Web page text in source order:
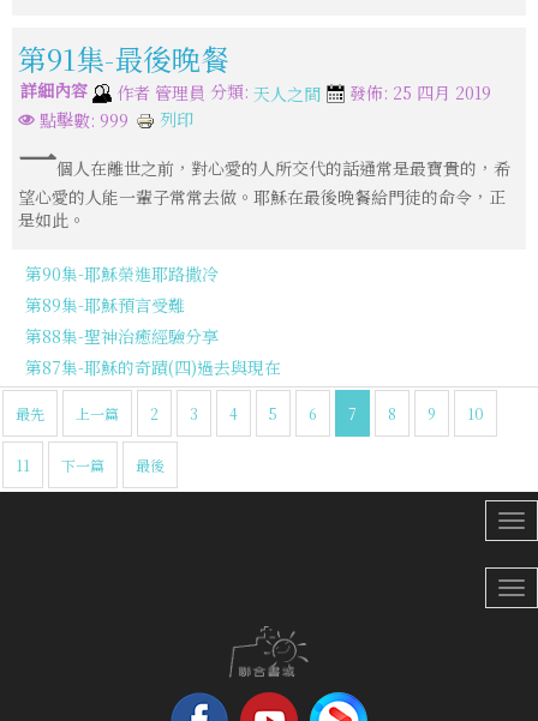
第91集-最後晚餐
詳細內容 作者 管理員 分類: 天人之間
發佈: 25 四月 2019
點擊數: 999
列印
一個人在離世之前，對心愛的人所交代的話通常是最寶貴的，希
望心愛的人能一輩子常常去做。耶穌在最後晚餐給門徒的命令，正
是如此。
第90集-耶穌榮進耶路撒冷
第89集-耶穌預言受難
第88集-聖神治癒經驗分享
第87集-耶穌的奇蹟(四)過去與現在
最先 上一篇 2 3 4 5 6 7 8 9 10
11 下一篇 最後